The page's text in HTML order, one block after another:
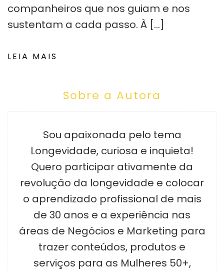
companheiros que nos guiam e nos
sustentam a cada passo. À […]
LEIA MAIS
Sobre a Autora
Sou apaixonada pelo tema
Longevidade, curiosa e inquieta!
Quero participar ativamente da
revolução da longevidade e colocar
o aprendizado profissional de mais
de 30 anos e a experiência nas
áreas de Negócios e Marketing para
trazer conteúdos, produtos e
serviços para as Mulheres 50+,